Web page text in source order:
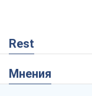
Rest
Мнения